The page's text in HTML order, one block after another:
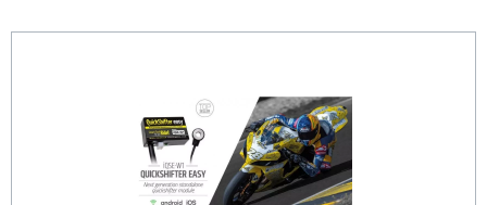
sorgt.Der Einbau erfolgt mit dem passenden Kabelbaum
den Einbau wird die Verwendung einer unserer Partner-
Werkstätten empfohlen. Eine englischsprachige
Einbauanleitung liegt bei; Support erfolgt direkt durch
Healtech per E-Mail. Schnelleres Hochschalten ohne
optimierte Performance Speziell passend für Ohvale